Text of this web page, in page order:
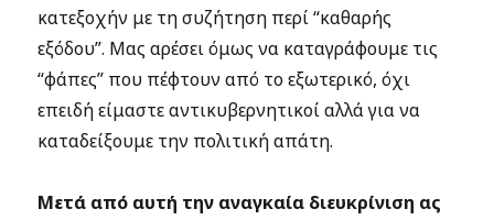
κατεξοχήν με τη συζήτηση περί “καθαρής
εξόδου”. Μας αρέσει όμως να καταγράφουμε τις
“φάπες” που πέφτουν από το εξωτερικό, όχι
επειδή είμαστε αντικυβερνητικοί αλλά για να
καταδείξουμε την πολιτική απάτη.
Μετά από αυτή την αναγκαία διευκρίνιση ας